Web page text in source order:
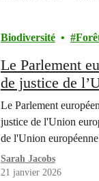
Biodiversité
Le Parlement
de justice de
Le Parlement
justice de l'Union
de l'Union
Sarah Jacobs
21 janvier 2026